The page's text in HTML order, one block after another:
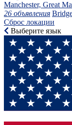
Manchester, Great
26 объявления
Сброс локации
Выберите язык